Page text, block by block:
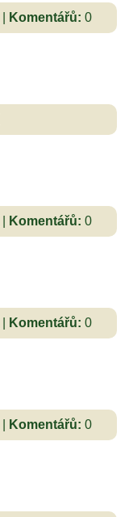
Komentářů: 0
Komentářů: 0
Komentářů: 0
Komentářů: 0